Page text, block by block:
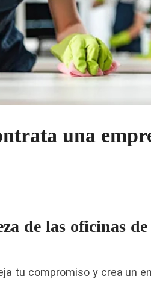
una
de las oficinas de
tu compromiso y crea un